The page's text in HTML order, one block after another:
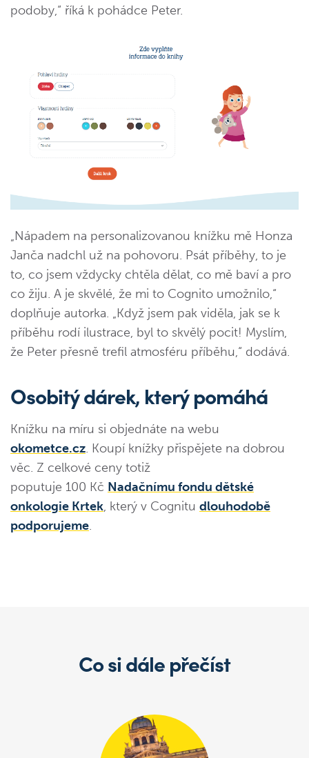
podoby,“ říká k pohádce Peter.
„Nápadem na personalizovanou knížku mě Honza
Janča nadchl už na pohovoru. Psát příběhy, to je
to, co jsem vždycky chtěla dělat, co mě baví a pro
co žiju. A je skvělé, že mi to Cognito umožnilo,“
doplňuje autorka. „Když jsem pak viděla, jak se k
příběhu rodí ilustrace, byl to skvělý pocit! Myslím,
že Peter přesně trefil atmosféru příběhu,“ dodává.
Osobitý dárek, který pomáhá
Knížku na míru si objednáte na webu
okometce.cz. Koupí knížky přispějete na dobrou
věc. Z celkové ceny totiž
poputuje 100 Kč Nadačnímu fondu dětské
onkologie Krtek, který v Cognitu dlouhodobě
podporujeme.
Co si dále přečíst